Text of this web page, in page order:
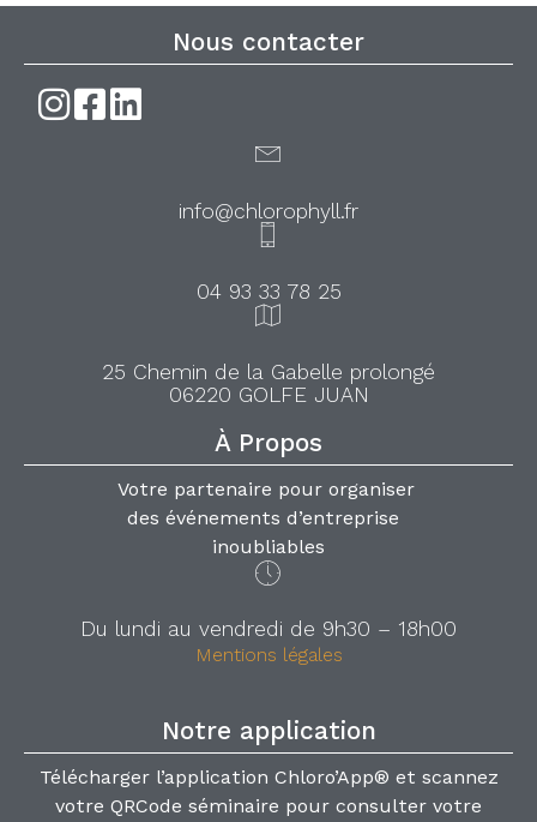
Nous contacter
info@chlorophyll.fr
04 93 33 78 25
25 Chemin de la Gabelle prolongé
06220 GOLFE JUAN
À Propos
Votre partenaire pour organiser
des événements d’entreprise
inoubliables
Du lundi au vendredi de 9h30 – 18h00
Mentions légales
Notre application
Télécharger l’application Chloro’App® et scannez
votre QRCode séminaire pour consulter votre